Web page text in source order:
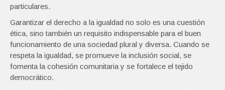
particulares.
Garantizar el derecho a la igualdad no solo es una cuestión
ética, sino también un requisito indispensable para el buen
funcionamiento de una sociedad plural y diversa. Cuando se
respeta la igualdad, se promueve la inclusión social, se
fomenta la cohesión comunitaria y se fortalece el tejido
democrático.